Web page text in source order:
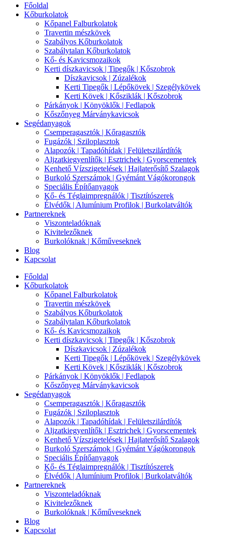
Főoldal
Kőburkolatok
Kőpanel Falburkolatok
Travertin mészkövek
Szabályos Kőburkolatok
Szabálytalan Kőburkolatok
Kő- és Kavicsmozaikok
Kerti díszkavicsok | Tipegők | Kőszobrok
Díszkavicsok | Zúzalékok
Kerti Tipegők | Lépőkövek | Szegélykövek
Kerti Kövek | Kősziklák | Kőszobrok
Párkányok | Könyöklők | Fedlapok
Kőszőnyeg Márványkavicsok
Segédanyagok
Csemperagasztók | Kőragasztók
Fugázók | Sziloplasztok
Alapozók | Tapadóhídak | Felületszilárdítók
Aljzatkiegyenlítők | Esztrichek | Gyorscementek
Kenhető Vízszigetelések | Hajlaterősítő Szalagok
Burkoló Szerszámok | Gyémánt Vágókorongok
Speciális Építőanyagok
Kő- és Téglaimpregnálók | Tisztítószerek
Élvédők | Alumínium Profilok | Burkolatváltók
Partnereknek
Viszonteladóknak
Kivitelezőknek
Burkolóknak | Kőműveseknek
Blog
Kapcsolat
Főoldal
Kőburkolatok
Kőpanel Falburkolatok
Travertin mészkövek
Szabályos Kőburkolatok
Szabálytalan Kőburkolatok
Kő- és Kavicsmozaikok
Kerti díszkavicsok | Tipegők | Kőszobrok
Díszkavicsok | Zúzalékok
Kerti Tipegők | Lépőkövek | Szegélykövek
Kerti Kövek | Kősziklák | Kőszobrok
Párkányok | Könyöklők | Fedlapok
Kőszőnyeg Márványkavicsok
Segédanyagok
Csemperagasztók | Kőragasztók
Fugázók | Sziloplasztok
Alapozók | Tapadóhídak | Felületszilárdítók
Aljzatkiegyenlítők | Esztrichek | Gyorscementek
Kenhető Vízszigetelések | Hajlaterősítő Szalagok
Burkoló Szerszámok | Gyémánt Vágókorongok
Speciális Építőanyagok
Kő- és Téglaimpregnálók | Tisztítószerek
Élvédők | Alumínium Profilok | Burkolatváltók
Partnereknek
Viszonteladóknak
Kivitelezőknek
Burkolóknak | Kőműveseknek
Blog
Kapcsolat